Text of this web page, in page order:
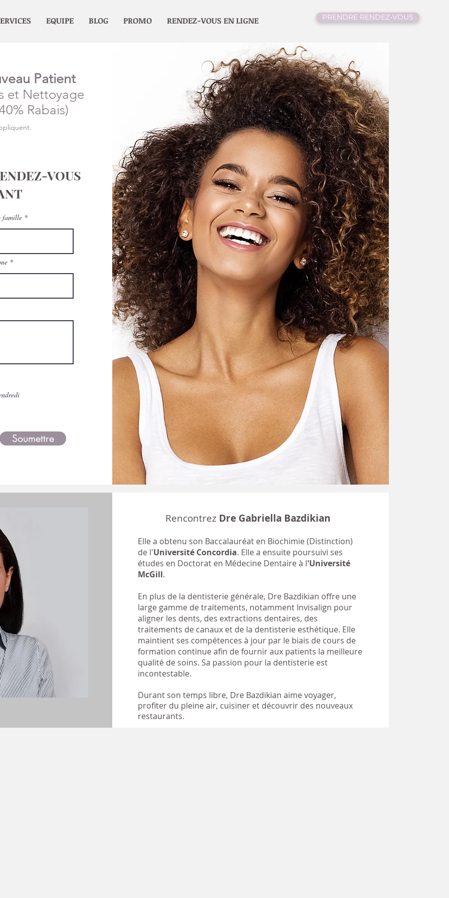
EQUIPE BLOG PROMO RENDEZ-VOUS EN LIGNE PRENDRE RENDEZ-VOUS
Patient
et Nettoyage
Rabais)
VOUS
famille
Soumettre
Rencontrez Dre Gabriella Bazdikian
Elle a obtenu son Baccalauréat en Biochimie (Distinction)
de l'Université Concordia. Elle a ensuite poursuivi ses
études en Doctorat en Médecine Dentaire à l'Université
McGill.
En plus de la dentisterie générale, Dre Bazdikian offre une
large gamme de traitements, notamment Invisalign pour
aligner les dents, des extractions dentaires, des
traitements de canaux et de la dentisterie esthétique. Elle
maintient ses compétences à jour par le biais de cours de
formation continue afin de fournir aux patients la meilleure
qualité de soins. Sa passion pour la dentisterie est
incontestable.
Durant son temps libre, Dre Bazdikian aime voyager,
profiter du pleine air, cuisiner et découvrir des nouveaux
restaurants.